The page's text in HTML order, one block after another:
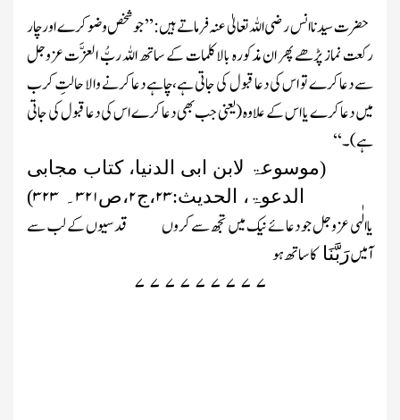
حضرت سیدنا انسرضی اللہ تعالیٰ عنہفرماتے ہیں :’’ جو شخص وضو کر ے اور چار
رکعت نماز پڑھے پھر ان مذکورہ بالا کلمات کے ساتھ اللہ ربُّ العزَّتعزوجل
سے دعا کرے تو اس کی دعا قبول کی جاتی ہے،چاہے دعا کرنے والا حالتِ کرب
میں دعا کرے یا اس کے علاوہ(یعنی جب بھی دعا کرے اس کی دعا قبول کی جاتی
ہے)۔‘‘
(موسوعۃ لابن ابی الدنیا، کتاب مجابی
الدعوۃ، الحدیث:۲۳،ج۲،ص۳۲۱۔ ۳۲۳)
یاالٰہی عزوجل جو دعائے نیک میں تجھ سے کروں قدسیوں کے لب سے
آمیںرَبَّنَاکا ساتھ ہو
۷ ۷ ۷ ۷ ۷ ۷ ۷ ۷ ۷